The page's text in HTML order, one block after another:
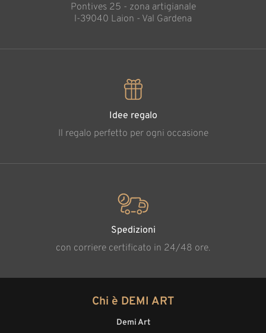
Pontives 25 - zona artigianale
l-39040 Laion - Val Gardena
Idee regalo
Il regalo perfetto per ogni occasione
Spedizioni
con corriere certificato in 24/48 ore.
Chi è DEMI ART
Demi Art